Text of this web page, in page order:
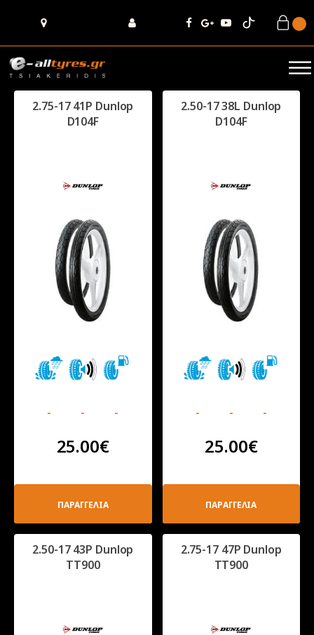
2.75-17 41P Dunlop
D104F
- - -
25.00€
ΠΑΡΑΓΓΕΛΙΑ
2.50-17 38L Dunlop
D104F
- - -
25.00€
ΠΑΡΑΓΓΕΛΙΑ
2.50-17 43P Dunlop
TT900
2.75-17 47P Dunlop
TT900